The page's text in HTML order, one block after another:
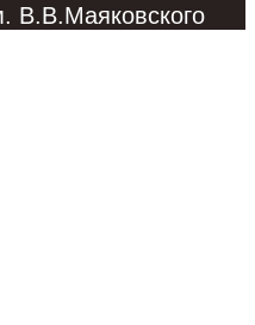
В.В.Маяковского